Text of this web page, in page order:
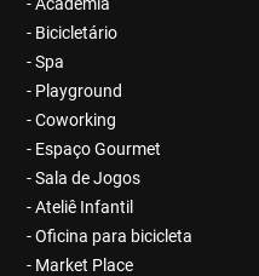
- Bicicletário
- Spa
- Playground
- Coworking
- Espaço Gourmet
- Sala de Jogos
- Ateliê Infantil
- Oficina para bicicleta
- Market Place